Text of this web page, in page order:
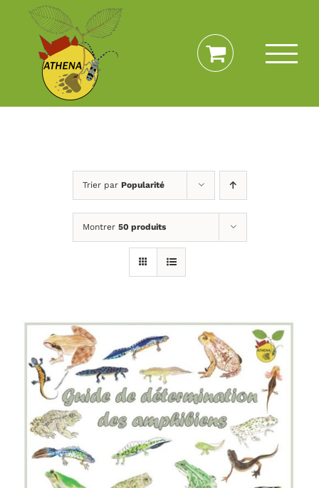
Passer
contenu
Trier par Popularité
Montrer 50 produits